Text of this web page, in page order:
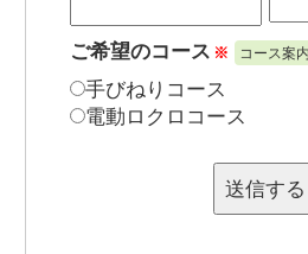
ご希望のコース ※ コース案
手びねりコース
電動ロクロコース
送信する